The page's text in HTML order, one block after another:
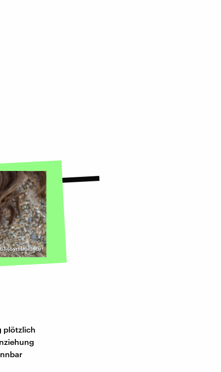
(Symbolbild)
plötzlich